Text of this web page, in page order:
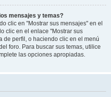
mensajes y temas?
clic en "Mostrar sus mensajes" en el
clic en el enlace "Mostrar sus
de perfil, o haciendo clic en el menú
foro. Para buscar sus temas, utilice
las opciones apropiadas.